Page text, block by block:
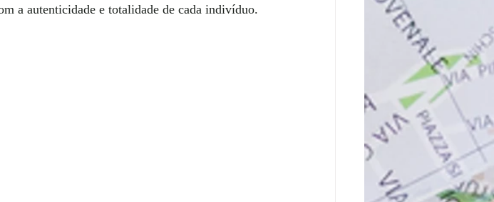
a autenticidade e totalidade de cada indivíduo.